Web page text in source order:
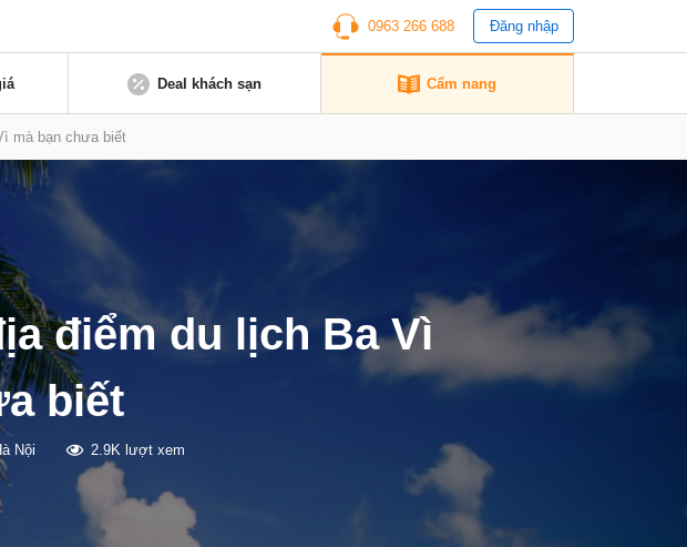
0963 266 688 Đăng nhập
Deal khách sạn Cẩm nang
mà bạn chưa biết
điểm du lịch Ba Vì
biết
Nội 2.9K lượt xem